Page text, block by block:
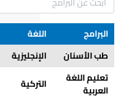
البرامج اللغة
طب الأسنان
الإنجليزية
تعليم اللغة
العربية
التركية